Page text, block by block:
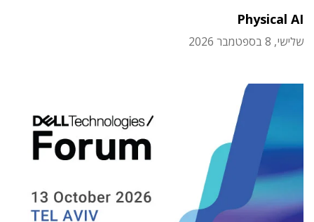
Physical AI
שלישי, 8 בספטמבר 2026